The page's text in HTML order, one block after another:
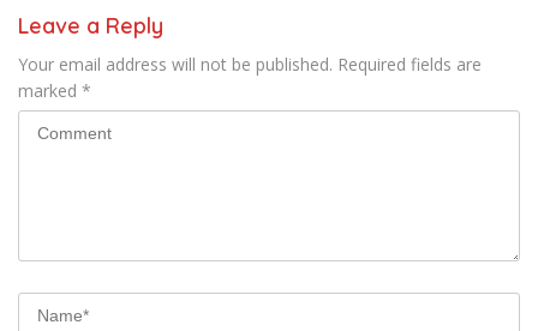
Leave a Reply
Your email address will not be published. Required fields are
marked *